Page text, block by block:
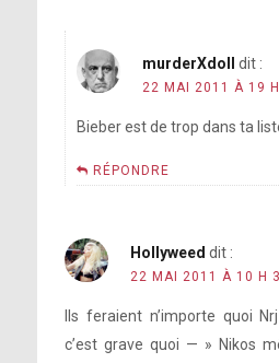
murderXdoll dit :
22 MAI 2011 À 19
Bieber est de trop dans ta
RÉPONDRE
Hollyweed dit :
22 MAI 2011 À 10 H
Ils feraient n’importe quoi
c’est grave quoi — » Nikos